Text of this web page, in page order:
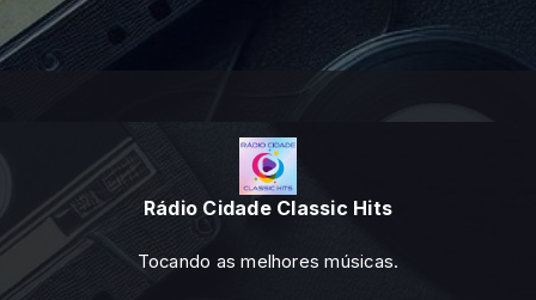
Rádio Cidade Classic Hits
Tocando as melhores músicas.